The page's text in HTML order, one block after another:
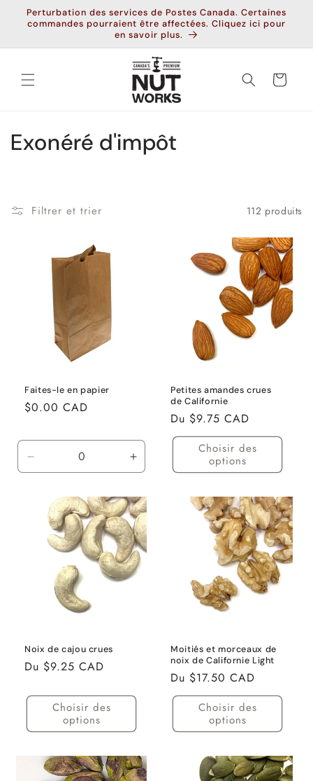
passer
au
Perturbation des services de Postes Canada. Certaines
commandes pourraient être affectées. Cliquez ici pour
en savoir plus.
Panier
C
Exonéré d'impôt
Filtrer et trier 112 produits
Faites-le en papier
Prix
$0.00 CAD
la
Default
Title
Augmenter
la
de
Default
Title
Petites amandes crues
de Californie
Prix
habituel
Du $9.75 CAD
Choisir des
options
Noix de cajou crues
Prix
Du $9.25 CAD
Choisir des
options
Moitiés et morceaux de
noix de Californie Light
Prix
habituel
Du $17.50 CAD
Choisir des
options